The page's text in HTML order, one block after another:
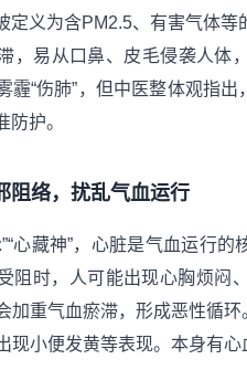
定义为含PM2.5、有害气体等
，易从口鼻、皮毛侵袭人体
霾“伤肺”，但中医整体观指
防护。
阻络，扰乱气血运行
心藏神”，心脏是气血运行
时，人可能出现心胸烦闷
加重气血瘀滞，形成恶性循
现小便发黄等表现。本身有